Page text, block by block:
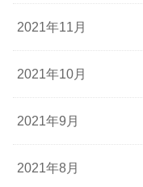
2021年11月
2021年10月
2021年9月
2021年8月